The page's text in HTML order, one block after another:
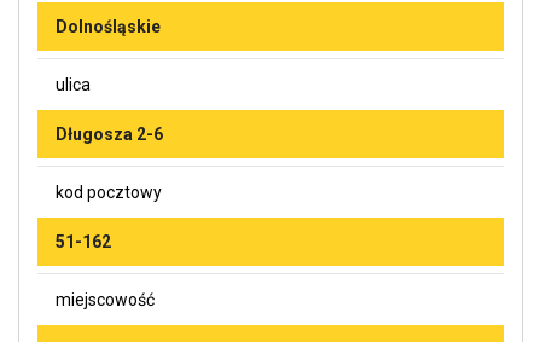
Dolnośląskie
ulica
Długosza 2-6
kod pocztowy
51-162
miejscowość